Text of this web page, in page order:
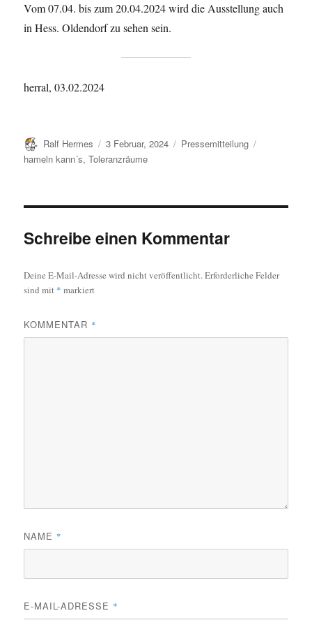
Vom 07.04. bis zum 20.04.2024 wird die Ausstellung auch
in Hess. Oldendorf zu sehen sein.
herral, 03.02.2024
Autor
Ralf Hermes
Veröffentlicht
am
3 Februar, 2024 Kategorien
Pressemitteilung
hameln kann´s,Toleranzräume
Schreibe einen Kommentar
Deine E-Mail-Adresse wird nicht veröffentlicht.Erforderliche Felder
sind mit * markiert
KOMMENTAR *
NAME *
E-MAIL-ADRESSE *